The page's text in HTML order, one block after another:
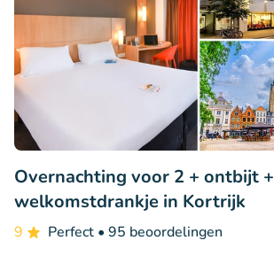
Overnachting voor 2 + ontbijt +
welkomstdrankje in Kortrijk
9 Perfect • 95 beoordelingen